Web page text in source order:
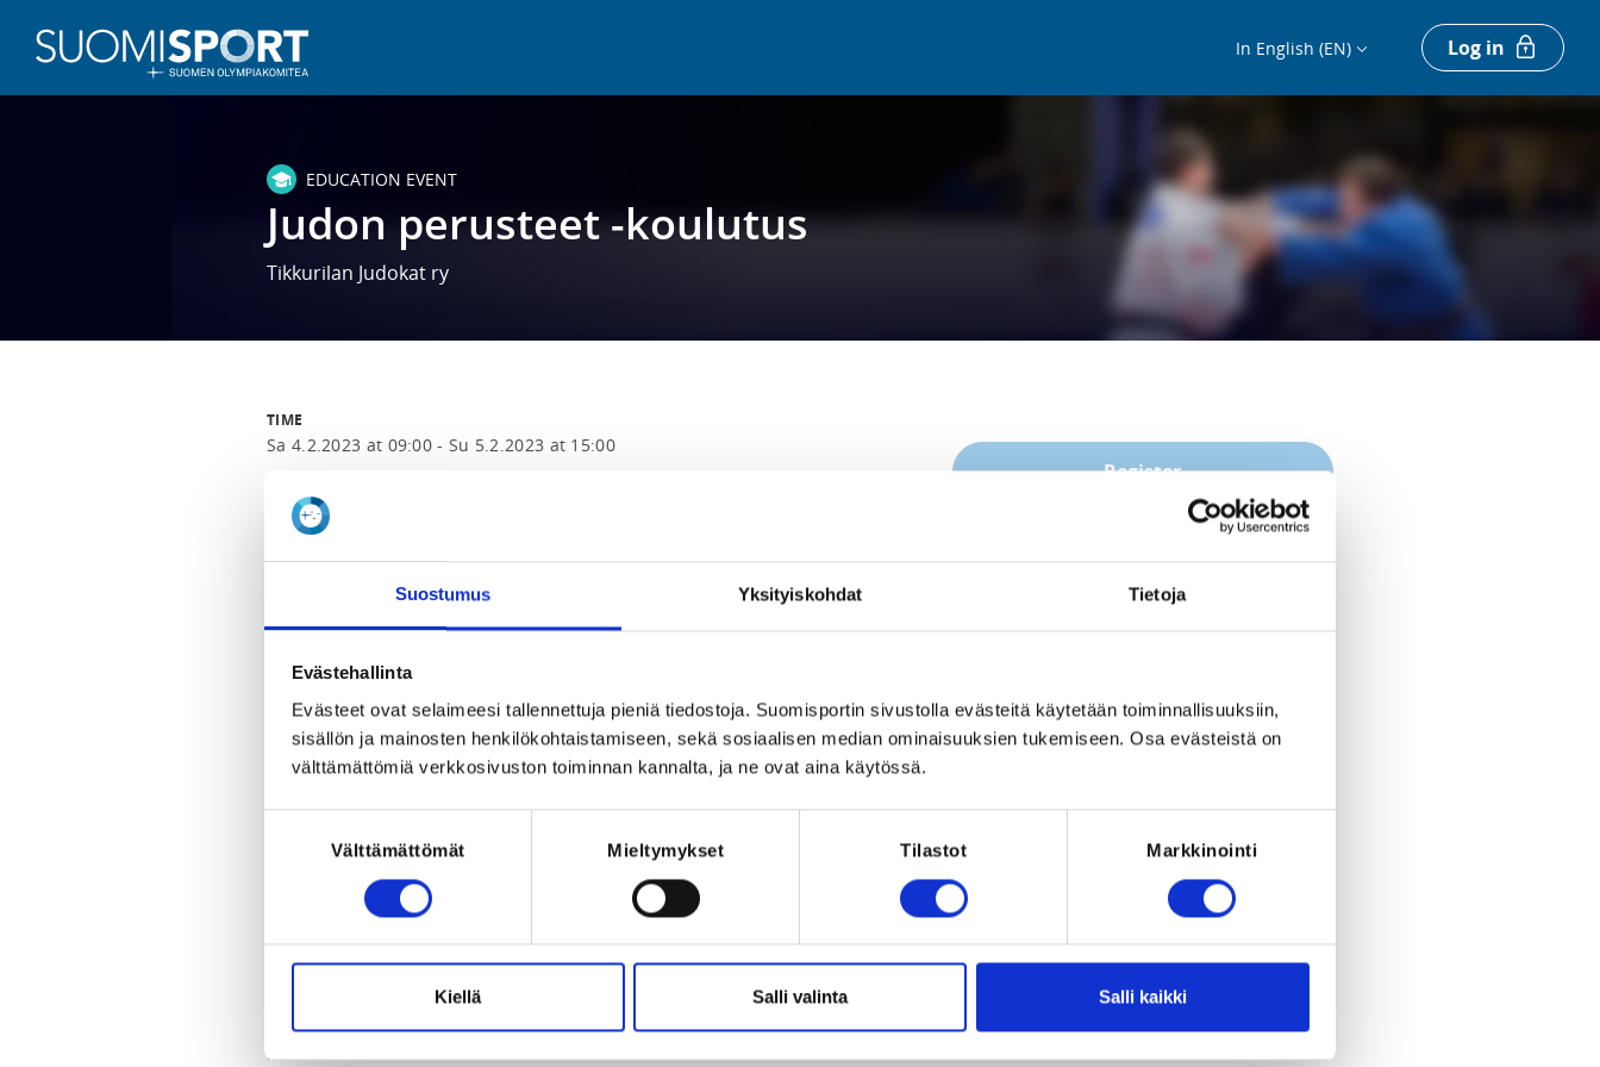
Suostumus Yksityiskohdat Tietoja
Evästehallinta
Evästeet ovat selaimeesi tallennettuja pieniä tiedostoja. Suomisportin sivustolla evästeitä käytetään toiminnallisuuksiin,
sisällön ja mainosten henkilökohtaistamiseen, sekä sosiaalisen median ominaisuuksien tukemiseen. Osa evästeistä on
välttämättömiä verkkosivuston toiminnan kannalta, ja ne ovat aina käytössä.
Välttämättömät Mieltymykset Tilastot Markkinointi
Kiellä Salli valinta Salli kaikki
In English (EN) Log in
EDUCATION EVENT
Judon perusteet -koulutus
Tikkurilan Judokat ry
TIME
Sa 4.2.2023 at 09:00 - Su 5.2.2023 at 15:00
LOCATION
Hakunilan Kalliosuoja
Harmokuja 1, 01200 Vantaa, Finland
Vantaa
SPORTS
Judo
REGISTRATION PERIOD
Koulutus 50,00 € - Judon perusteet -koulutuksen jäsenhinta
ADDITIONAL INFORMATION
Marita Kokkonen
Register
Mo 30.1.2023at23:59
REQUIRED FOR THE REGISTRATION